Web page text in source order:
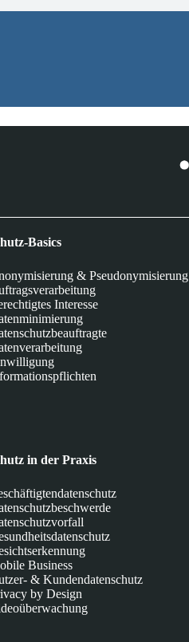
Basics
& Pseudonymisierung
Interesse
in der Praxis
Business
& Kundendatenschutz
by Design